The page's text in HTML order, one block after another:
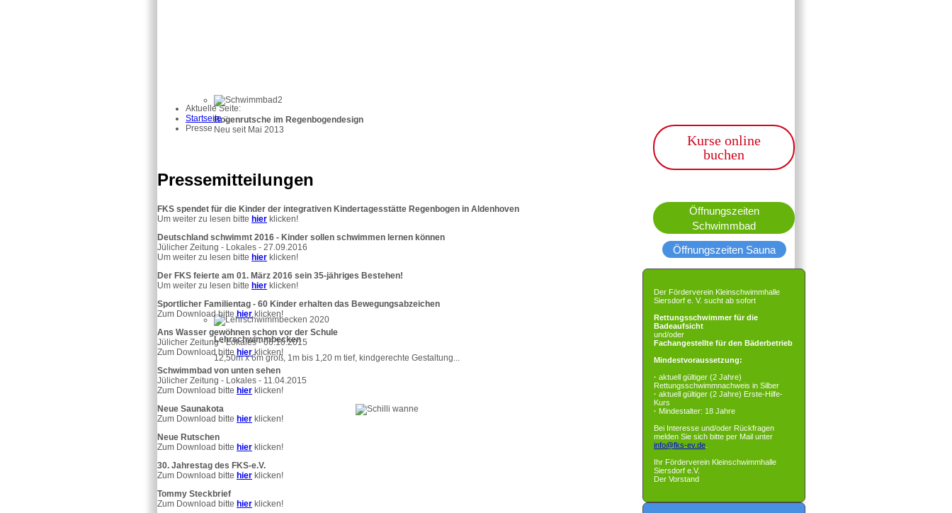
Bogenrutsche im Regenbogendesign
Neu seit Mai 2013
Lehrschwimmbecken
12,50m x 6m groß, 1m bis 1,20 m tief, kindgerechte Gestaltung...
Kurse online
buchen
Öffnungszeiten
Schwimmbad
Öffnungszeiten Sauna
Der Förderverein Kleinschwimmhalle
Siersdorf e. V. sucht ab sofort
Rettungsschwimmer für die
Badeaufsicht
und/oder
Fachangestellte für den Bäderbetrieb
Mindestvoraussetzung:
· aktuell gültiger (2 Jahre)
Rettungsschwimmnachweis in Silber
· aktuell gültiger (2 Jahre) Erste-Hilfe-
Kurs
· Mindestalter: 18 Jahre
Bei Interesse und/oder Rückfragen
melden Sie sich bitte per Mail unter
info@fks-ev.de
Ihr Förderverein Kleinschwimmhalle
Siersdorf e.V.
Der Vorstand
Aktuelle Seite:
Startseite ::
Presse
Pressemitteilungen
FKS spendet für die Kinder der integrativen Kindertagesstätte Regenbogen in Aldenhoven
Um weiter zu lesen bitte hier klicken!
Deutschland schwimmt 2016 - Kinder sollen schwimmen lernen können
Jülicher Zeitung - Lokales - 27.09.2016
Um weiter zu lesen bitte hier klicken!
Der FKS feierte am 01. März 2016 sein 35-jähriges Bestehen!
Um weiter zu lesen bitte hier klicken!
Sportlicher Familientag - 60 Kinder erhalten das Bewegungsabzeichen
Zum Download bittehierklicken!
Ans Wasser gewöhnen schon vor der Schule
Jülicher Zeitung - Lokales - 06.10.2015
Zum Download bitte hierklicken!
Schwimmbad von unten sehen
Jülicher Zeitung - Lokales - 11.04.2015
Zum Download bitte hier klicken!
Neue Saunakota
Zum Download bitte hier klicken!
Neue Rutschen
Zum Download bitte hier klicken!
30. Jahrestag des FKS-e.V.
Zum Download bitte hier klicken!
Tommy Steckbrief
Zum Download bitte hier klicken!